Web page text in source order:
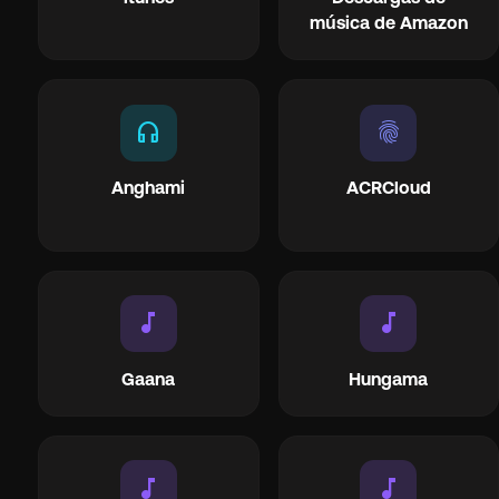
música de Amazon
headphones
Anghami
fingerprint
ACRCloud
music_note
Gaana
music_note
Hungama
music_note music_note